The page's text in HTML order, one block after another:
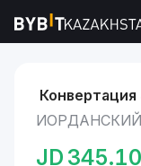
Рынки Курс Brett
Конвертация
JD